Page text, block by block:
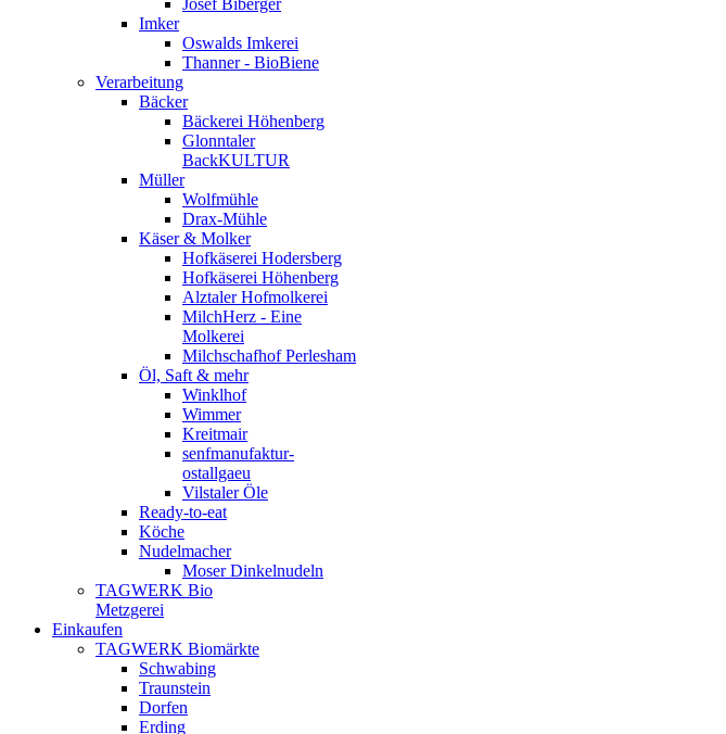
Josef Biberger
Imker
Oswalds Imkerei
Thanner - BioBiene
Verarbeitung
Bäcker
Bäckerei Höhenberg
Glonntaler
BackKULTUR
Müller
Wolfmühle
Drax-Mühle
Käser & Molker
Hofkäserei Hodersberg
Hofkäserei Höhenberg
Alztaler Hofmolkerei
MilchHerz - Eine
Molkerei
Milchschafhof Perlesham
Öl, Saft & mehr
Winklhof
Wimmer
Kreitmair
senfmanufaktur-
ostallgaeu
Vilstaler Öle
Ready-to-eat
Köche
Nudelmacher
Moser Dinkelnudeln
TAGWERK Bio
Metzgerei
Einkaufen
TAGWERK Biomärkte
Schwabing
Traunstein
Dorfen
Erding